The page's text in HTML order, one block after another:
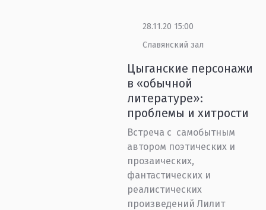
28.11.20 15:00
Славянский зал
Цыганские персонажи
в «обычной
литературе»:
проблемы и хитрости
Встреча с самобытным
автором поэтических и
прозаических,
фантастических и
реалистических
произведений Лилит